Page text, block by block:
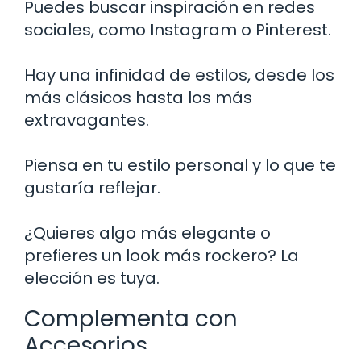
Puedes buscar inspiración en redes
sociales, como Instagram o Pinterest.
Hay una infinidad de estilos, desde los
más clásicos hasta los más
extravagantes.
Piensa en tu estilo personal y lo que te
gustaría reflejar.
¿Quieres algo más elegante o
prefieres un look más rockero? La
elección es tuya.
Complementa con